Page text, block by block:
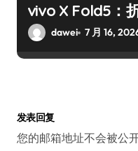
vivo X Fold5：
dawei 7 月 16,
发表回复
您的邮箱地址不会被公开